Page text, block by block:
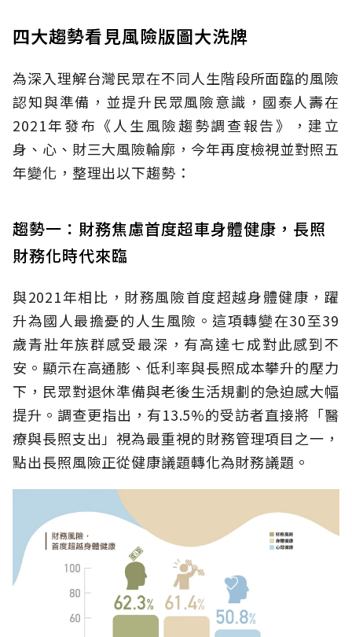
四大趨勢看見風險版圖大洗牌
為深入理解台灣民眾在不同人生階段所面臨的風險
認知與準備，並提升民眾風險意識，國泰人壽在
2021年發布《人生風險趨勢調查報告》，建立
身、心、財三大風險輪廓，今年再度檢視並對照五
年變化，整理出以下趨勢：
趨勢一：財務焦慮首度超車身體健康，長照
財務化時代來臨
與2021年相比，財務風險首度超越身體健康，躍
升為國人最擔憂的人生風險。這項轉變在30至39
歲青壯年族群感受最深，有高達七成對此感到不
安。顯示在高通膨、低利率與長照成本攀升的壓力
下，民眾對退休準備與老後生活規劃的急迫感大幅
提升。調查更指出，有13.5%的受訪者直接將「醫
療與長照支出」視為最重視的財務管理項目之一，
點出長照風險正從健康議題轉化為財務議題。